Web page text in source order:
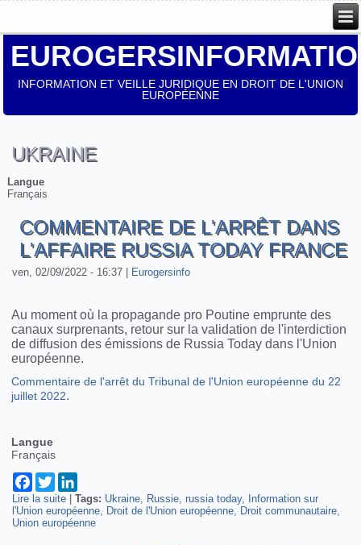
INFORMATION ET VEILLE JURIDIQUE EN DROIT DE L'UNION
EUROPÉENNE
UKRAINE
Langue
Français
COMMENTAIRE DE L'ARRÊT DANS
L'AFFAIRE RUSSIA TODAY FRANCE
ven, 02/09/2022 - 16:37 Eurogersinfo
Au moment où la propagande pro Poutine emprunte des
canaux surprenants, retour sur la validation de l'interdiction
de diffusion des émissions de Russia Today dans l'Union
européenne.
Commentaire de l'arrêt du Tribunal de l'Union européenne du 22
juillet 2022.
Langue
Français
Facebook
Twitter
Lire la suite de Commentaire de l'arrêt dans l'affaire Russia Today France
|Tags: Ukraine Russie russia today
Information sur
l'Union européenne
Droit de l'Union européenne
Droit communautaire
Union européenne